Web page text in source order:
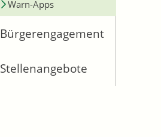
Warn-Apps
Bürgerengagement
Stellenangebote